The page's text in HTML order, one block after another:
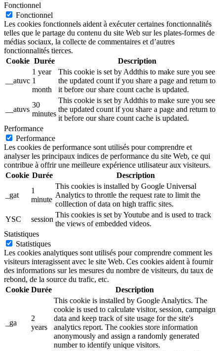
Fonctionnel
Fonctionnel
Les cookies fonctionnels aident à exécuter certaines fonctionnalités
telles que le partage du contenu du site Web sur les plates-formes de
médias sociaux, la collecte de commentaires et d’autres
fonctionnalités tierces.
Cookie Durée Description
__atuvc
1 year
1
month
This cookie is set by Addthis to make sure you see
the updated count if you share a page and return to
it before our share count cache is updated.
__atuvs
30
minutes
This cookie is set by Addthis to make sure you see
the updated count if you share a page and return to
it before our share count cache is updated.
Performance
Performance
Les cookies de performance sont utilisés pour comprendre et
analyser les principaux indices de performance du site Web, ce qui
contribue à offrir une meilleure expérience utilisateur aux visiteurs.
Cookie Durée Description
_gat
1
minute
This cookies is installed by Google Universal
Analytics to throttle the request rate to limit the
colllection of data on high traffic sites.
YSC
session
This cookies is set by Youtube and is used to track
the views of embedded videos.
Statistiques
Statistiques
Les cookies analytiques sont utilisés pour comprendre comment les
visiteurs interagissent avec le site Web. Ces cookies aident à fournir
des informations sur les mesures du nombre de visiteurs, du taux de
rebond, de la source du trafic, etc.
Cookie Durée Description
_ga
2
years
This cookie is installed by Google Analytics. The
cookie is used to calculate visitor, session, campaign
data and keep track of site usage for the site's
analytics report. The cookies store information
anonymously and assign a randomly generated
number to identify unique visitors.